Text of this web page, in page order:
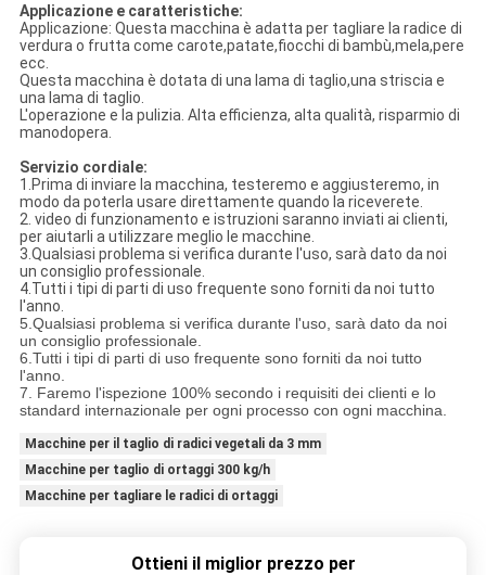
Applicazione e caratteristiche:
Applicazione: Questa macchina è adatta per tagliare la radice di
verdura o frutta come carote,patate,fiocchi di bambù,mela,pere
ecc.
Questa macchina è dotata di una lama di taglio,una striscia e
una lama di taglio.
L'operazione e la pulizia. Alta efficienza, alta qualità, risparmio di
manodopera.
Servizio cordiale:
1.Prima di inviare la macchina, testeremo e aggiusteremo, in
modo da poterla usare direttamente quando la riceverete.
2. video di funzionamento e istruzioni saranno inviati ai clienti,
per aiutarli a utilizzare meglio le macchine.
3.Qualsiasi problema si verifica durante l'uso, sarà dato da noi
un consiglio professionale.
4.Tutti i tipi di parti di uso frequente sono forniti da noi tutto
l'anno.
5.Qualsiasi problema si verifica durante l'uso, sarà dato da noi
un consiglio professionale.
6.Tutti i tipi di parti di uso frequente sono forniti da noi tutto
l'anno.
7. Faremo l'ispezione 100% secondo i requisiti dei clienti e lo
standard internazionale per ogni processo con ogni macchina.
Macchine per il taglio di radici vegetali da 3 mm
Macchine per taglio di ortaggi 300 kg/h
Macchine per tagliare le radici di ortaggi
Ottieni il miglior prezzo per